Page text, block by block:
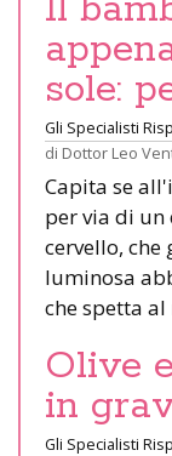
sole:
Gli Specialisti
di Dottor Leo
Capita se
per via di
cervello,
luminosa
che spetta
Olive
in
Gli Specialisti